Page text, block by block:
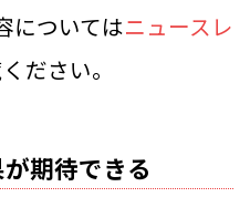
についてはニュースレ
ださい。
期待できる